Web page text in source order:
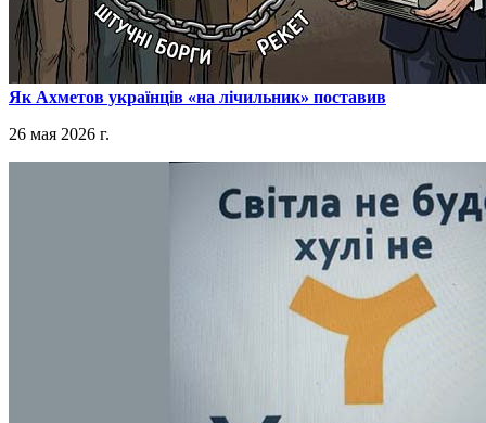
​Як Ахметов українців «на лічильник» поставив
26 мая 2026 г.